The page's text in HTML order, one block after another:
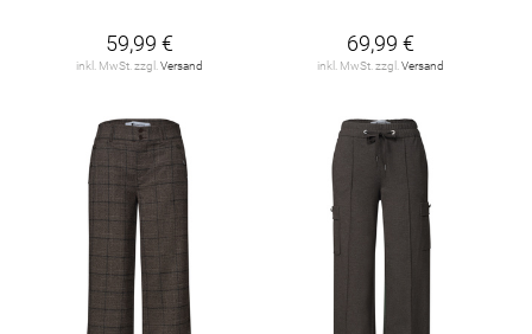
59,99 €
inkl. MwSt. zzgl. Versand
69,99 €
inkl. MwSt. zzgl. Versand